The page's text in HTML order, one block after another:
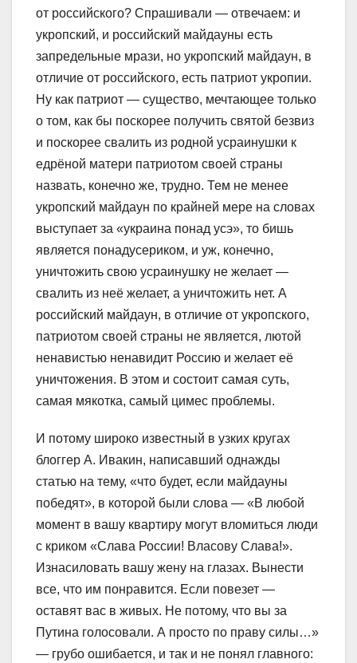
от российского? Спрашивали — отвечаем: и
укропский, и российский майдауны есть
запредельные мрази, но укропский майдаун, в
отличие от российского, есть патриот укропии.
Ну как патриот — существо, мечтающее только
о том, как бы поскорее получить святой безвиз
и поскорее свалить из родной усраинушки к
едрёной матери патриотом своей страны
назвать, конечно же, трудно. Тем не менее
укропский майдаун по крайней мере на словах
выступает за «украина понад усэ», то бишь
является понадусериком, и уж, конечно,
уничтожить свою усраинушку не желает —
свалить из неё желает, а уничтожить нет. А
российский майдаун, в отличие от укропского,
патриотом своей страны не является, лютой
ненавистью ненавидит Россию и желает её
уничтожения. В этом и состоит самая суть,
самая мякотка, самый цимес проблемы.
И потому широко известный в узких кругах
блоггер А. Ивакин, написавший однажды
статью на тему, «что будет, если майдауны
победят», в которой были слова — «В любой
момент в вашу квартиру могут вломиться люди
с криком «Слава России! Власову Слава!».
Изнасиловать вашу жену на глазах. Вынести
все, что им понравится. Если повезет —
оставят вас в живых. Не потому, что вы за
Путина голосовали. А просто по праву силы…»
— грубо ошибается, и так и не понял главного: